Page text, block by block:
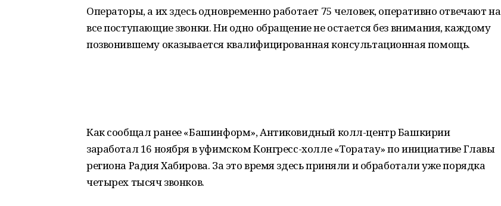
Операторы, а их здесь одновременно работает 75 человек, оперативно отвечают на
все поступающие звонки. Ни одно обращение не остается без внимания, каждому
позвонившему оказывается квалифицированная консультационная помощь.
Как сообщал ранее «Башинформ», Антиковидный колл-центр Башкирии
заработал 16 ноября в уфимском Конгресс-холле «Торатау» по инициативе Главы
региона Радия Хабирова. За это время здесь приняли и обработали уже порядка
четырех тысяч звонков.